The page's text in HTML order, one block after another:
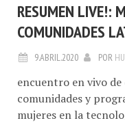
RESUMEN LIVE!:
COMUNIDADES
9.ABRIL.2020 POR
encuentro en vivo
comunidades y
mujeres en la